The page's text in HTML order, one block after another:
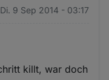
Di. 9 Sep 2014 - 03:17
killt, war doch